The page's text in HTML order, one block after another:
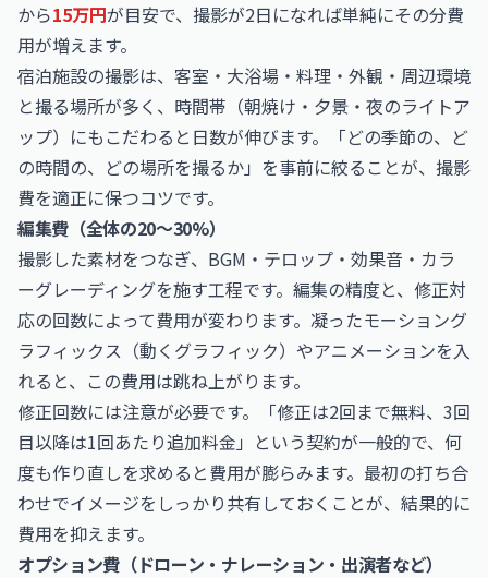
から15万円が目安で、撮影が2日になれば単純にその分費
用が増えます。
宿泊施設の撮影は、客室・大浴場・料理・外観・周辺環境
と撮る場所が多く、時間帯（朝焼け・夕景・夜のライトア
ップ）にもこだわると日数が伸びます。「どの季節の、ど
の時間の、どの場所を撮るか」を事前に絞ることが、撮影
費を適正に保つコツです。
編集費（全体の20〜30%）
撮影した素材をつなぎ、BGM・テロップ・効果音・カラ
ーグレーディングを施す工程です。編集の精度と、修正対
応の回数によって費用が変わります。凝ったモーショング
ラフィックス（動くグラフィック）やアニメーションを入
れると、この費用は跳ね上がります。
修正回数には注意が必要です。「修正は2回まで無料、3回
目以降は1回あたり追加料金」という契約が一般的で、何
度も作り直しを求めると費用が膨らみます。最初の打ち合
わせでイメージをしっかり共有しておくことが、結果的に
費用を抑えます。
オプション費（ドローン・ナレーション・出演者など）